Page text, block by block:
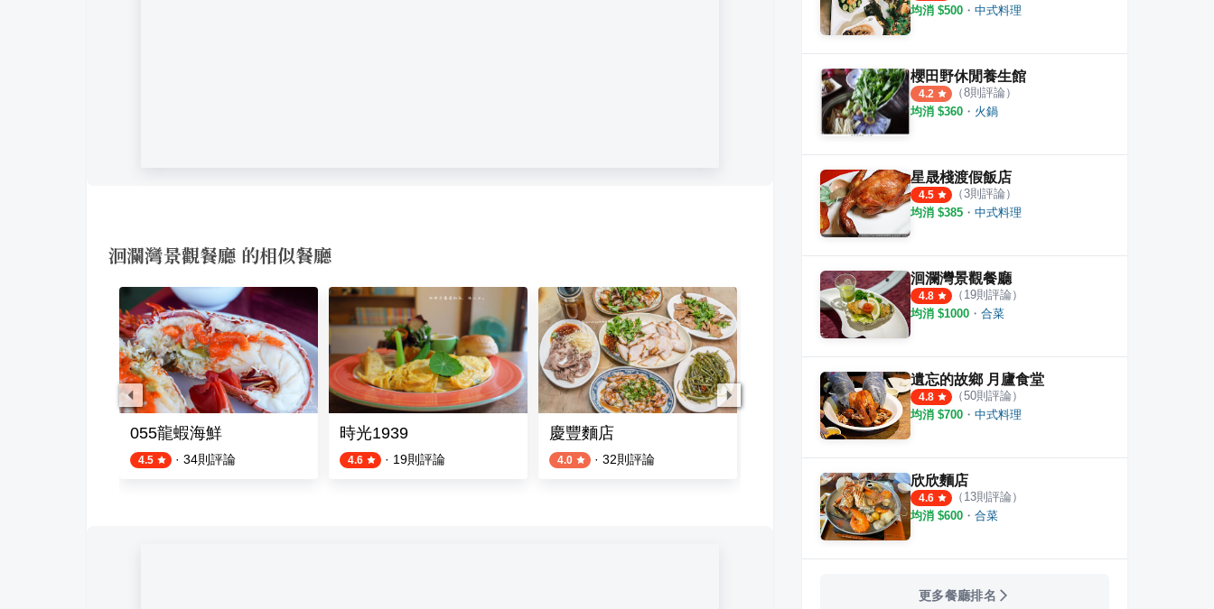
洄瀾灣景觀餐廳 的相似餐廳
055龍蝦海鮮
4.5 · 34則評論
時光1939
4.6 · 19則評論
慶豐麵店
4.0 · 32則評論
四代務農
均消 $500 ・ 中式料理
櫻田野休閒養生館
4.2 （8則評論）
均消 $360 ・ 火鍋
星晟棧渡假飯店
4.5 （3則評論）
均消 $385 ・ 中式料理
洄瀾灣景觀餐廳
4.8 （ 19則評論）
均消 $1000 ・ 合菜
遺忘的故鄉 月廬食堂
4.8 （50則評論）
均消 $700 ・ 中式料理
欣欣麵店
4.6 （ 13則評論）
均消 $600 ・ 合菜
更多餐廳排名